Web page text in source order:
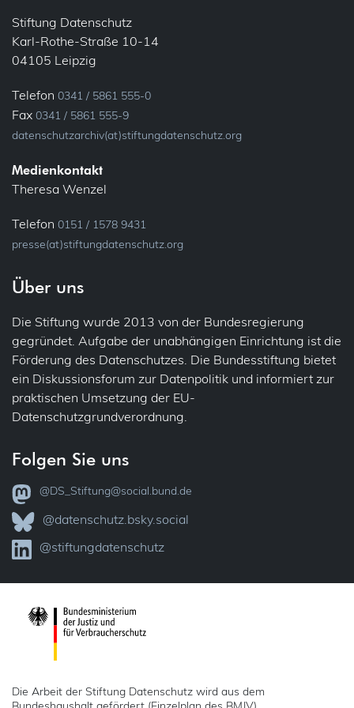
Verantwortlichen, die diese personenbezogenen Daten
verarbeiten, über den Antrag der betroffenen Person zu
Stiftung Datenschutz
Karl-Rothe-Straße 10-14
04105 Leipzig
Telefon 0341 / 5861 555-0
Fax 0341 / 5861 555-9
datenschutzarchiv(at)stiftungdatenschutz.org
Medienkontakt
Theresa Wenzel
Telefon 0151 / 1578 9431
presse(at)stiftungdatenschutz.org
Über uns
Die Stiftung wurde 2013 von der Bundesregierung
gegründet. Aufgabe der unabhängigen Einrichtung ist die
Förderung des Datenschutzes. Die Bundesstiftung bietet
ein Diskussionsforum zur Datenpolitik und informiert zur
praktischen Umsetzung der EU-
Datenschutzgrundverordnung.
Folgen Sie uns
@DS_Stiftung@social.bund.de
@datenschutz.bsky.social
@stiftungdatenschutz
Die Arbeit der Stiftung Datenschutz wird aus dem